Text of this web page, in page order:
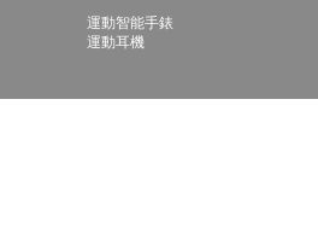
運動智能手錶
運動耳機